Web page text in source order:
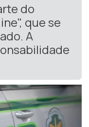
do
que se
A